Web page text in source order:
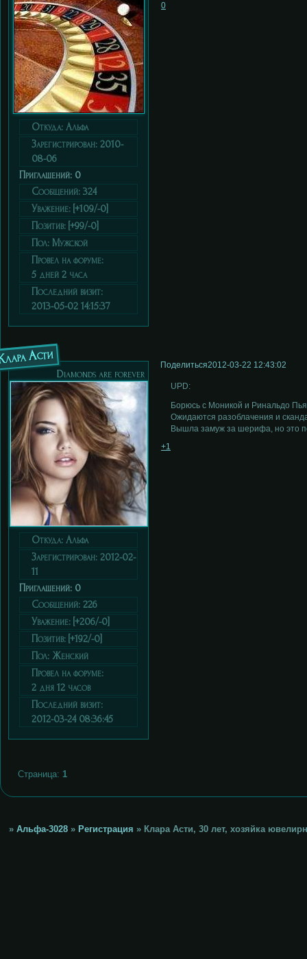
Откуда: Альфа
Зарегистрирован: 2010-
08-06
Приглашений: 0
Сообщений: 324
Уважение: [+109/-0]
Позитив: [+99/-0]
Пол: Мужской
Провел на форуме:
5 дней 2 часа
Последний визит:
2013-05-02 14:15:37
0
Поделиться2012-03-22 12:43:02
Асти
Diamonds are forever
Откуда: Альфа
Зарегистрирован: 2012-02-
11
Приглашений: 0
Сообщений: 226
Уважение: [+206/-0]
Позитив: [+192/-0]
Пол: Женский
Провел на форуме:
2 дня 12 часов
Последний визит:
2012-03-24 08:36:45
UPD:
Борюсь с Моникой и Ринальдо
Ожидаются разоблачения и
Вышла замуж за шерифа, но это
+1
Страница: 1
» Альфа-3028 » Регистрация » Клара Асти, 30 лет, хозяйка